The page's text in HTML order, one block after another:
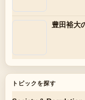
豊田裕大
トピックを探す